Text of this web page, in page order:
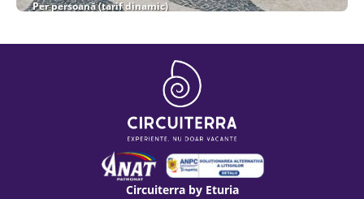
Per persoană (tarif dinamic)
Circuiterra by Eturia